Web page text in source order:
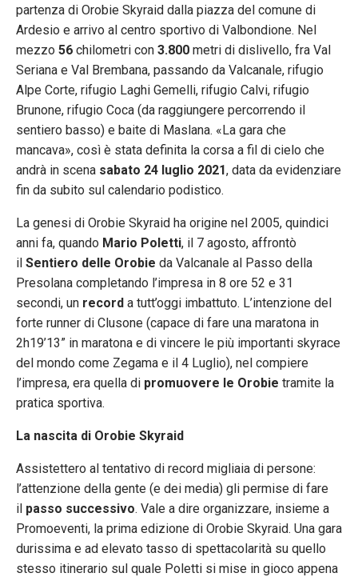
partenza di Orobie Skyraid dalla piazza del comune di
Ardesio e arrivo al centro sportivo di Valbondione. Nel
mezzo 56 chilometri con 3.800 metri di dislivello, fra Val
Seriana e Val Brembana, passando da Valcanale, rifugio
Alpe Corte, rifugio Laghi Gemelli, rifugio Calvi, rifugio
Brunone, rifugio Coca (da raggiungere percorrendo il
sentiero basso) e baite di Maslana. «La gara che
mancava», così è stata definita la corsa a fil di cielo che
andrà in scena sabato 24 luglio 2021, data da evidenziare
fin da subito sul calendario podistico.
La genesi di Orobie Skyraid ha origine nel 2005, quindici
anni fa, quando Mario Poletti, il 7 agosto, affrontò
il Sentiero delle Orobie da Valcanale al Passo della
Presolana completando l’impresa in 8 ore 52 e 31
secondi, un record a tutt’oggi imbattuto. L’intenzione del
forte runner di Clusone (capace di fare una maratona in
2h19’13” in maratona e di vincere le più importanti skyrace
del mondo come Zegama e il 4 Luglio), nel compiere
l’impresa, era quella di promuovere le Orobie tramite la
pratica sportiva.
La nascita di Orobie Skyraid
Assistettero al tentativo di record migliaia di persone:
l’attenzione della gente (e dei media) gli permise di fare
il passo successivo. Vale a dire organizzare, insieme a
Promoeventi, la prima edizione di Orobie Skyraid. Una gara
durissima e ad elevato tasso di spettacolarità su quello
stesso itinerario sul quale Poletti si mise in gioco appena